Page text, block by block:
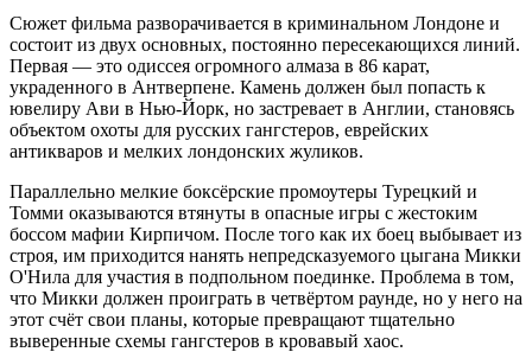
Сюжет фильма разворачивается в криминальном Лондоне и
состоит из двух основных, постоянно пересекающихся линий.
Первая — это одиссея огромного алмаза в 86 карат,
украденного в Антверпене. Камень должен был попасть к
ювелиру Ави в Нью-Йорк, но застревает в Англии, становясь
объектом охоты для русских гангстеров, еврейских
антикваров и мелких лондонских жуликов.
Параллельно мелкие боксёрские промоутеры Турецкий и
Томми оказываются втянуты в опасные игры с жестоким
боссом мафии Кирпичом. После того как их боец выбывает из
строя, им приходится нанять непредсказуемого цыгана Микки
О'Нила для участия в подпольном поединке. Проблема в том,
что Микки должен проиграть в четвёртом раунде, но у него на
этот счёт свои планы, которые превращают тщательно
выверенные схемы гангстеров в кровавый хаос.